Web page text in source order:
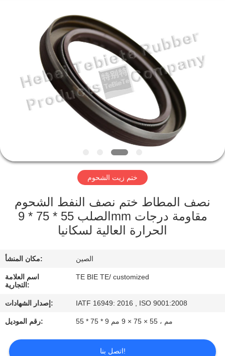
مسكن
منتجات
جولة
المعمل
الجودة
اتصل
بنا
Reserved.
ختم زيت الشحوم
نصف المطاط ختم نصف النفط الشحوم
الصلب 55 * 75 * 9mm مقاومة درجات
الحرارة العالية لسكانيا
مكان المنشأ: الصين
اسم العلامة
التجارية:
TE BIE TE/ customized
إصدار الشهادات: IATF 16949: 2016 , ISO 9001:2008
رقم الموديل: 55 * 75 * 9 مم ، 55 × 75 × 9 مم
اتصل بنا!